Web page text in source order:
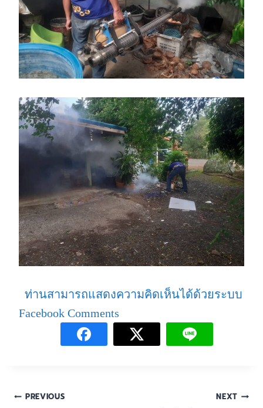
ท่านสามารถแสดงความคิดเห็นได้ด้วยระบบ
Facebook Comments
PREVIOUS NEXT